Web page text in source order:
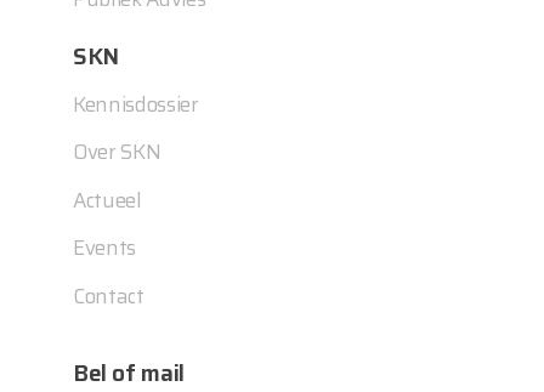
SKN
Kennisdossier
Over SKN
Actueel
Events
Contact
Bel of mail